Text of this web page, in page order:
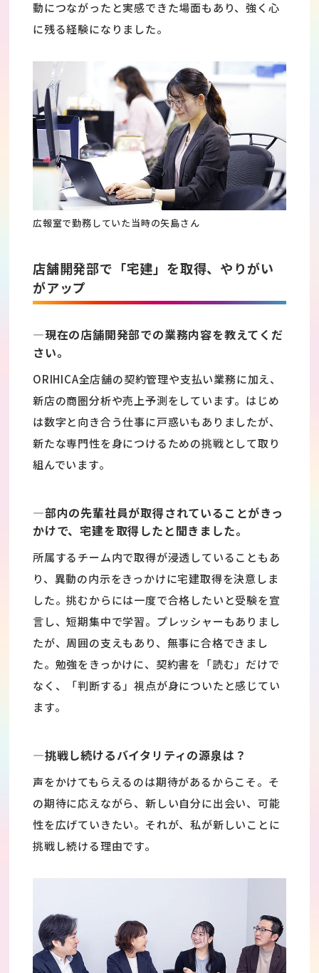
動につながったと実感できた場面もあり、強く心
に残る経験になりました。
広報室で勤務していた当時の矢島さん
店舗開発部で「宅建」を取得、やりがい
がアップ
―現在の店舗開発部での業務内容を教えてくだ
さい。
ORIHICA全店舗の契約管理や支払い業務に加え、
新店の商圏分析や売上予測をしています。はじめ
は数字と向き合う仕事に戸惑いもありましたが、
新たな専門性を身につけるための挑戦として取り
組んでいます。
―部内の先輩社員が取得されていることがきっ
かけで、宅建を取得したと聞きました。
所属するチーム内で取得が浸透していることもあ
り、異動の内示をきっかけに宅建取得を決意しま
した。挑むからには一度で合格したいと受験を宣
言し、短期集中で学習。プレッシャーもありまし
たが、周囲の支えもあり、無事に合格できまし
た。勉強をきっかけに、契約書を「読む」だけで
なく、「判断する」視点が身についたと感じてい
ます。
―挑戦し続けるバイタリティの源泉は？
声をかけてもらえるのは期待があるからこそ。そ
の期待に応えながら、新しい自分に出会い、可能
性を広げていきたい。それが、私が新しいことに
挑戦し続ける理由です。